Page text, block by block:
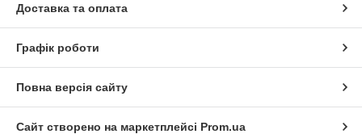
Доставка та оплата
Графік роботи
Повна версія сайту
Сайт створено на маркетплейсі Prom.ua